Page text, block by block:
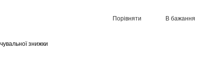
Порівняти В бажання
знижки